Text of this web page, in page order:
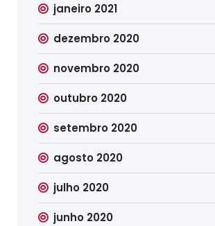
janeiro 2021
dezembro 2020
novembro 2020
outubro 2020
setembro 2020
agosto 2020
julho 2020
junho 2020